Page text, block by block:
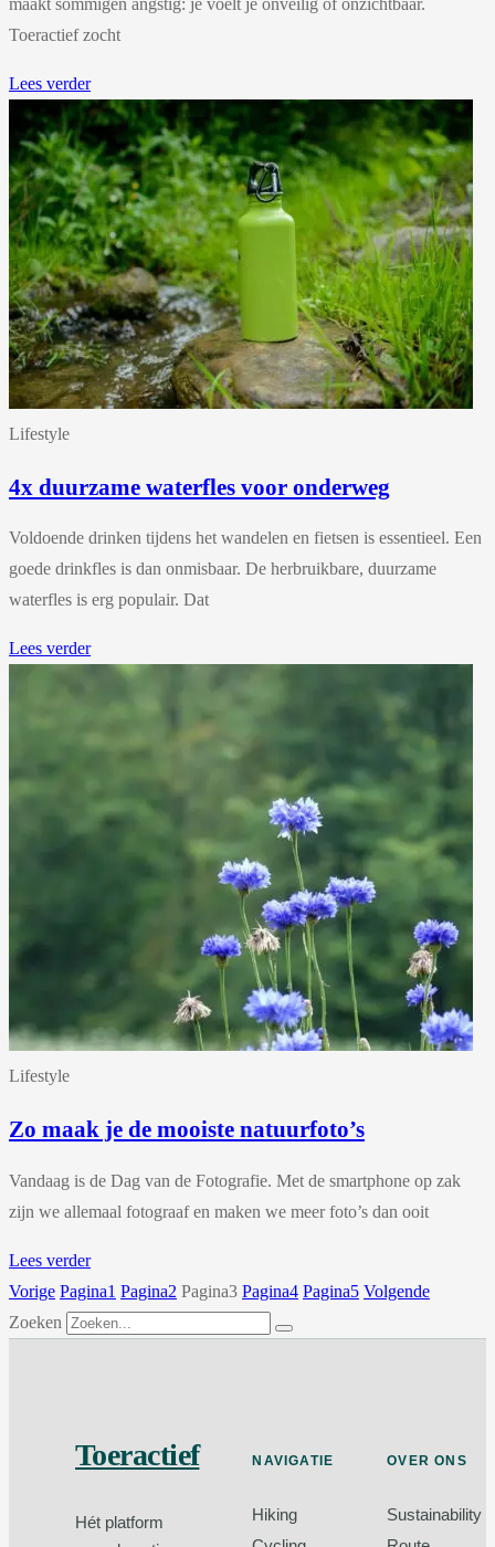
Toeractief zocht
Lees verder
Lifestyle
4x duurzame waterfles voor onderweg
Voldoende drinken tijdens het wandelen en fietsen is essentieel. Een
goede drinkfles is dan onmisbaar. De herbruikbare, duurzame
waterfles is erg populair. Dat
Lees verder
Lifestyle
Zo maak je de mooiste natuurfoto’s
Vandaag is de Dag van de Fotografie. Met de smartphone op zak
zijn we allemaal fotograaf en maken we meer foto’s dan ooit
Lees verder
Vorige Pagina1 Pagina2 Pagina3 Pagina4 Pagina5 Volgende
Zoeken
Toeractief
Hét platform
NAVIGATIE
Hiking
OVER ONS
Sustainability